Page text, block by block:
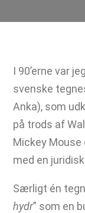
I 90’erne var
svenske
Anka), som
på trods af
Mickey
med en
Særligt én
hydr” som en